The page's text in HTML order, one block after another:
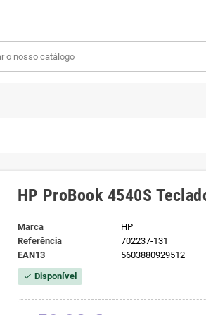
HP ProBook 4540S
Marca
HP
Referência
702237-131
EAN13
5603880929512
check Disponível